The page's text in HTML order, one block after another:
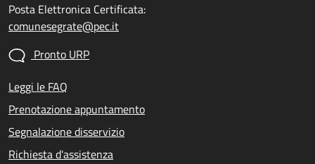
Posta Elettronica Certificata:
comunesegrate@pec.it
Pronto URP
Leggi le FAQ
Prenotazione appuntamento
Segnalazione disservizio
Richiesta d'assistenza